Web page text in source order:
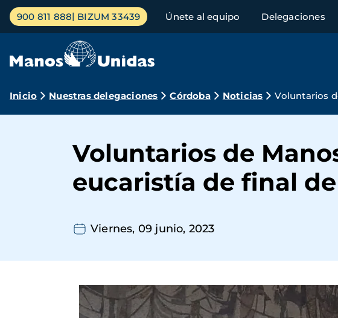
Pasar
contenido
Menú
principal
900 811 888 BIZUM 33439 Únete al equipo Delegaciones
Ruta
navegación
Inicio Nuestras delegaciones Córdoba Noticias Voluntarios
Voluntarios de
eucaristía de final
Viernes, 09 junio, 2023